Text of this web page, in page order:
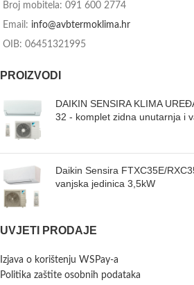
Broj mobitela: 091 600 2774
Email: info@avbtermoklima.hr
OIB: 06451321995
PROIZVODI
DAIKIN SENSIRA KLIMA
32 - komplet zidna unutarnja i
Daikin Sensira FTXC35E/
vanjska jedinica 3,5kW
UVJETI PRODAJE
Izjava o korištenju WSPay-a
Politika zaštite osobnih podataka